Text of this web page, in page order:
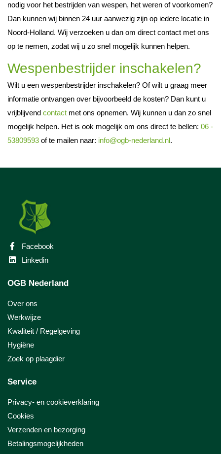
nodig voor het bestrijden van wespen, het weren of voorkomen?
Dan kunnen wij binnen 24 uur aanwezig zijn op iedere locatie in
Noord-Holland. Wij verzoeken u dan om direct contact met ons
op te nemen, zodat wij u zo snel mogelijk kunnen helpen.
Wespenbestrijder inschakelen?
Wilt u een wespenbestrijder inschakelen? Of wilt u graag meer
informatie ontvangen over bijvoorbeeld de kosten? Dan kunt u
vrijblijvend contact met ons opnemen. Wij kunnen u dan zo snel
mogelijk helpen. Het is ook mogelijk om ons direct te bellen: 06 -
53809593 of te mailen naar: info@ogb-nederland.nl.
Facebook
Linkedin
OGB Nederland
Over ons
Werkwijze
Kwaliteit / Regelgeving
Hygiëne
Zoek op plaagdier
Service
Privacy- en cookieverklaring
Cookies
Verzenden en bezorging
Betalingsmogelijkheden